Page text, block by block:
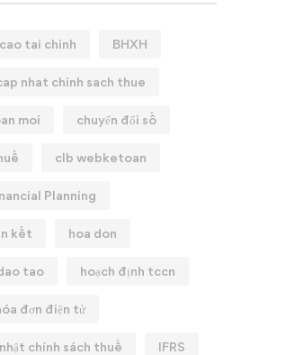
tai chinh BHXH
nhat chinh sach thue
moi chuyển đổi số
clb webketoan
Planning
kết hoa don
tao hoạch định tccn
đơn điện tử
chính sách thuế IFRS